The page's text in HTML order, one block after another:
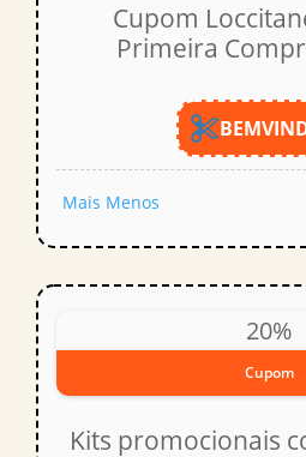
Cupom
Primeira
Mais Menos
20%
Cupom
Kits promocionais